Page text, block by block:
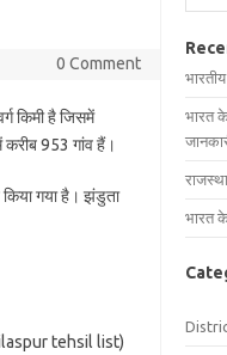
0 Comment
किमी है जिसमें
करीब 953 गांव हैं।
किया गया है। झंडुता
tehsil list)
भारत
भारत